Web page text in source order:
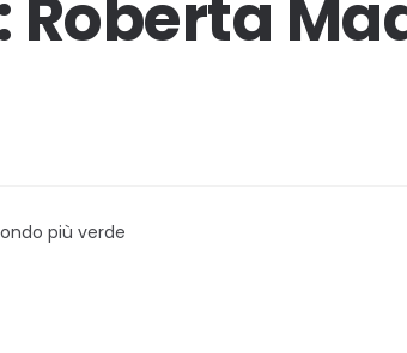
Roberta
più verde